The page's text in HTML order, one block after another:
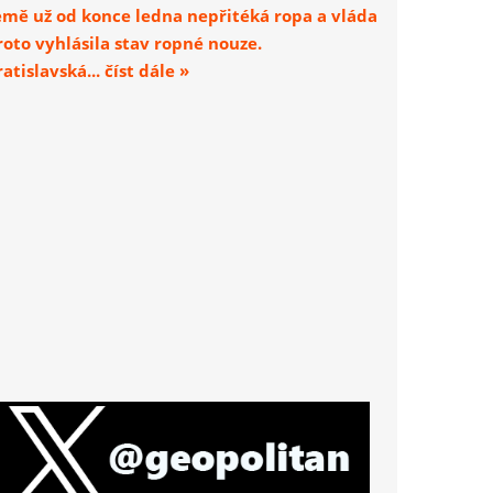
už od konce ledna nepřitéká ropa a vláda
vyhlásila stav ropné nouze.
číst dále »